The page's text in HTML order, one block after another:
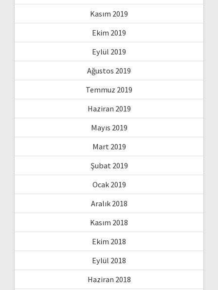
Kasım 2019
Ekim 2019
Eylül 2019
Ağustos 2019
Temmuz 2019
Haziran 2019
Mayıs 2019
Mart 2019
Şubat 2019
Ocak 2019
Aralık 2018
Kasım 2018
Ekim 2018
Eylül 2018
Haziran 2018